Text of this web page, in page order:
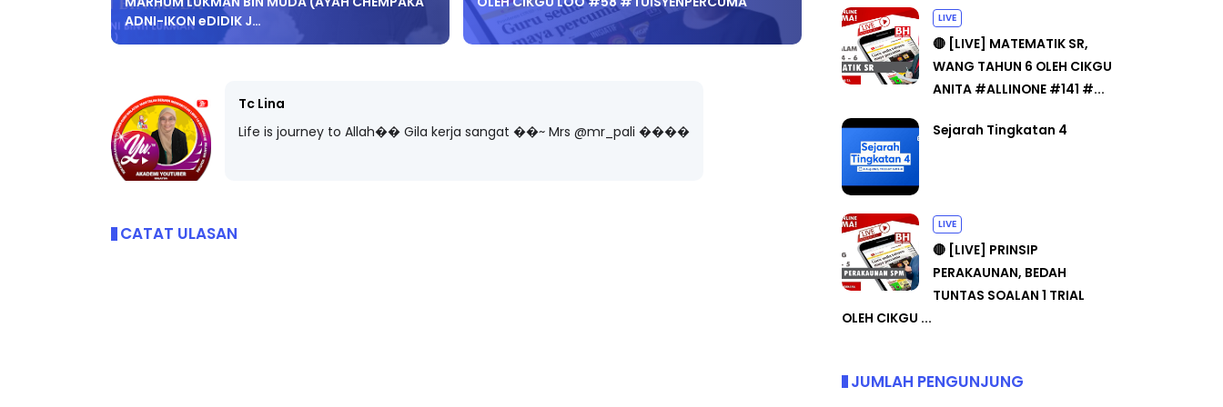
ADNI-IKON eDIDIK J…
Tc Lina
Life is journey to Allah�� Gila kerja sangat ��~ Mrs @mr_pali ����
CATAT ULASAN
LIVE
🔴 [LIVE] MATEMATIK SR,
WANG TAHUN 6 OLEH CIKGU
ANITA #ALLINONE #141 #...
Sejarah Tingkatan 4
LIVE
🔴 [LIVE] PRINSIP
PERAKAUNAN, BEDAH
TUNTAS SOALAN 1 TRIAL
OLEH CIKGU ...
JUMLAH PENGUNJUNG